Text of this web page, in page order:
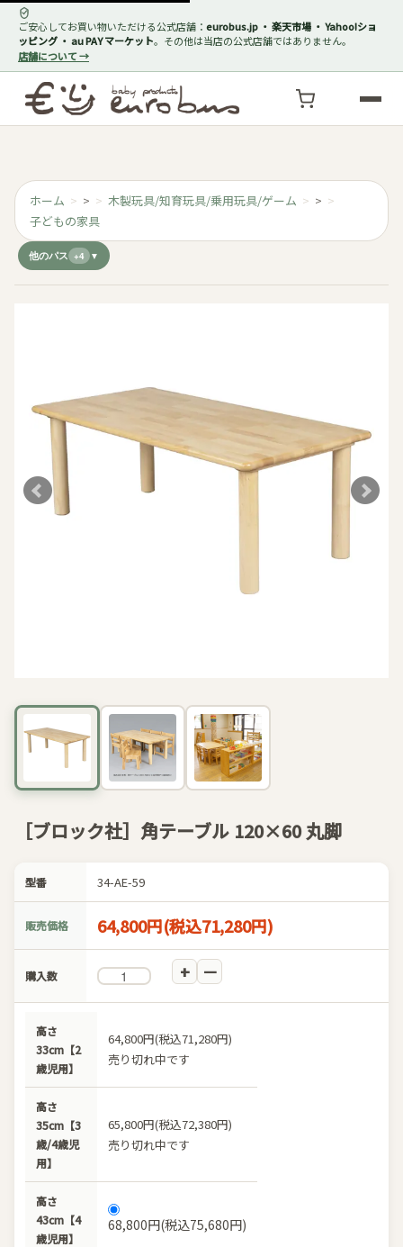
ご安心してお買い物いただける公式店舗： eurobus.jp ・ 楽天市場 ・ Yahoo!ショ
ッピング ・ au PAY マーケット。その他は当店の公式店舗ではありません。
店舗について →
ホーム > 木製玩具/知育玩具/乗用玩具/ゲーム
>
子どもの家具
他のパス +4
［ブロック社］角テーブル 120×60 丸脚
型番 34-AE-59
販売価格 64,800円(税込71,280円)
購入数
高さ
33cm【2
歳児用】
64,800円(税込71,280円)
売り切れ中です
高さ
35cm【3
歳/4歳児
用】
65,800円(税込72,380円)
売り切れ中です
高さ
43cm【4
歳児用】
68,800円(税込75,680円)